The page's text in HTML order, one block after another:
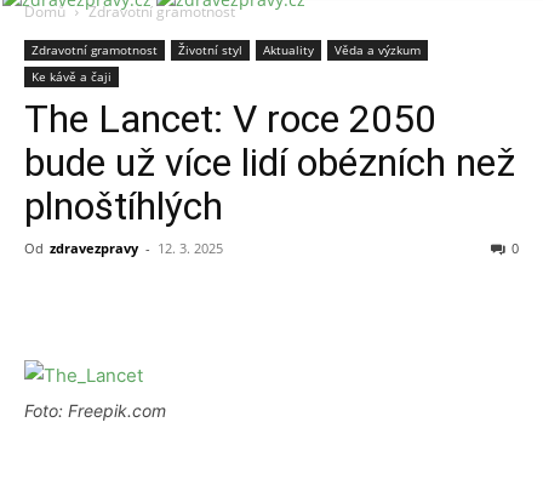
Domů Zdravotní gramotnost
Zdravotní gramotnost Životní styl Aktuality
Věda a výzkum
Ke kávě a čaji
The Lancet: V roce 2050
bude už více lidí obézních než
plnoštíhlých
Od zdravezpravy - 12. 3. 2025 0
Foto: Freepik.com